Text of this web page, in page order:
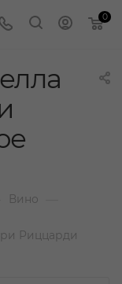
0
Вино
Риццарди